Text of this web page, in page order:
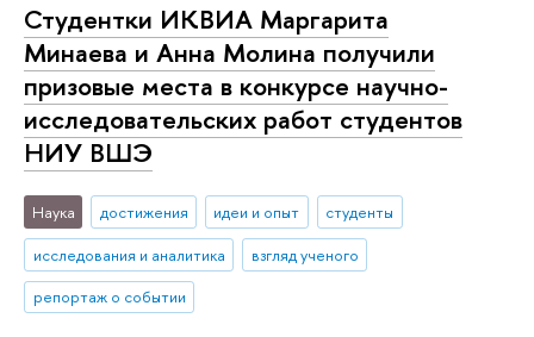
Студентки ИКВИА Маргарита
Минаева и Анна Молина получили
призовые места в конкурсе научно-
исследовательских работ студентов
НИУ ВШЭ
Наука достижения идеи и опыт
студенты
исследования и аналитика
взгляд ученого
репортаж о событии